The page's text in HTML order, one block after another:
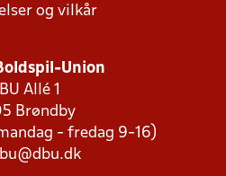
og vilkår
Union
Allé 1
Brøndby
- fredag 9-16)